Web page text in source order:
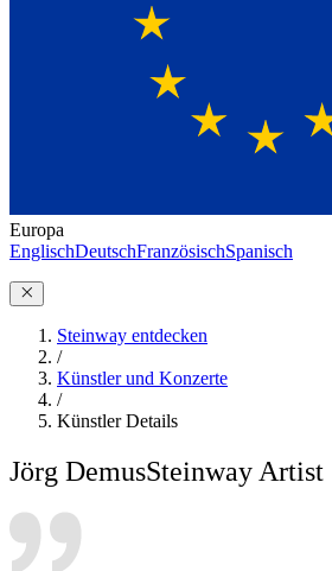
Europa
EnglischDeutschFranzösischSpanisch
Steinway entdecken
/
Künstler und Konzerte
/
Künstler Details
Jörg DemusSteinway Artist